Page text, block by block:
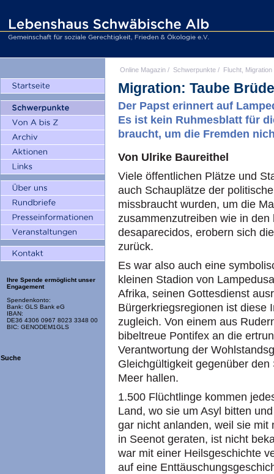
Ihre Spende ermöglicht unser
Engagement
Spendenkonto:
Bank: GLS Bank eG
IBAN:
DE36 4306 0967 8023 3348 00
BIC: GENODEM1GLS
Suche
Online Magazin / Schwerpunkte / Flucht, Migration
Migration: Taube
Der Papst erinnert auf
Es ist kein Ruhmesblatt für
braucht, um die Fremden
Von Ulrike Baureithel
Viele öffentlichen Plätze und
auch Schauplätze der
missbraucht wurden, um die
zusammenzutreiben wie in
desaparecidos, erobern sich
zurück.
Es war also auch eine
kleinen Stadion von
Afrika, seinen Gottesdienst
Bürgerkriegsregionen ist diese
zugleich. Von einem aus
bibeltreue Pontifex an die
Verantwortung der
Gleichgültigkeit gegenüber
Meer hallen.
1.500 Flüchtlinge kommen
Land, wo sie um Asyl bitten
gar nicht anlanden, weil sie
in Seenot geraten, ist nicht
war mit einer Heilsgeschichte
auf eine